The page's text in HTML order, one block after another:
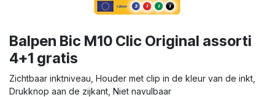
Balpen Bic M10 Clic Original assorti
4+1 gratis
Zichtbaar inktniveau, Houder met clip in de kleur van de inkt,
Drukknop aan de zijkant, Niet navulbaar